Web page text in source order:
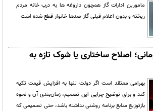
مامورین ادارات گاز همچون داروغه ها به درب خانه مردم
ریخته و بدون اعلام قبلی گاز صدها خانوار قطع شده است
هزار تومانی؛ اصلاح ساختاری یا شوک تازه به
بهرامی معتقد است اگر دولت تنها به افزایش قیمت تکیه
کند و برای توضیح چرایی این تصمیم، زمان‌بندی آن و نحوه
بازتوزیع منابع برنامه روشنی نداشته باشد، حتی تصمیمی که